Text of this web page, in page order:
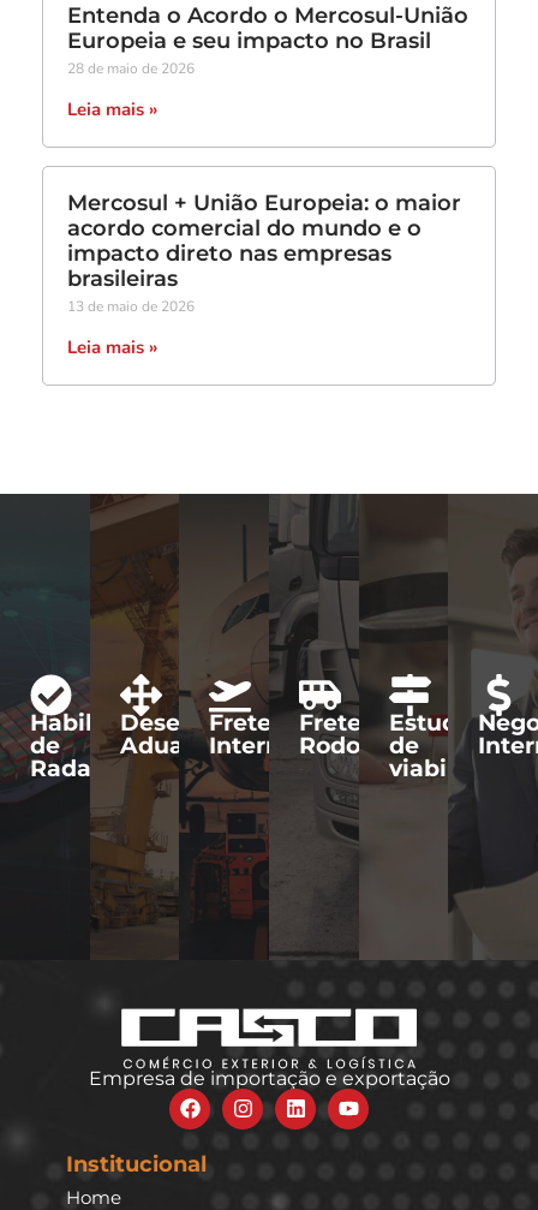
Entenda o Acordo o Mercosul-União
Europeia e seu impacto no Brasil
28 de maio de 2026
Leia mais »
Mercosul + União Europeia: o maior
acordo comercial do mundo e o
impacto direto nas empresas
brasileiras
13 de maio de 2026
Leia mais »
Habilitação
de
Radar
Desembaraço
Aduaneiro
Frete
Internacional
Frete
Rodoviário
Estudo
de
viabilidade
Empresa de importação e exportação
Institucional
Home